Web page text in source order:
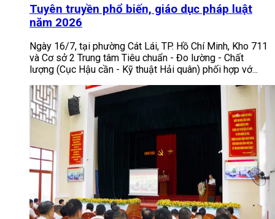
Tuyên truyền phổ biến, giáo dục pháp luật
năm 2026
Ngày 16/7, tại phường Cát Lái, TP. Hồ Chí Minh, Kho 711
và Cơ sở 2 Trung tâm Tiêu chuẩn - Đo lường - Chất
lượng (Cục Hậu cần - Kỹ thuật Hải quân) phối hợp vớ...